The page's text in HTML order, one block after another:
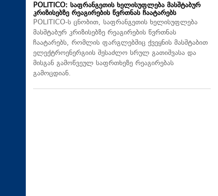
POLITICO: საფრანგეთის ხელისუფლება მასშტაბურ
კრიზისებზე რეაგირების წვრთნას ჩაატარებს
POLITICO-ს ცნობით, საფრანგეთის ხელისუფლება
მასშტაბურ კრიზისებზე რეაგირების წვრთნას
ჩაატარებს, რომლის ფარგლებშიც ქვეყნის მასშტაბით
ელექტროენერგიის შესაძლო სრულ გათიშვასა და
მისგან გამოწვეულ საფრთხეზე რეაგირებას
გამოცდიან.